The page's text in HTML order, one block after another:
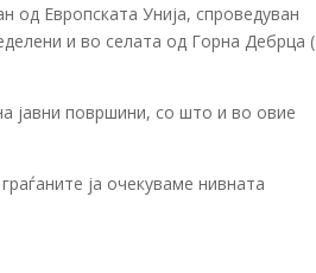
од Европската Унија, спроведуван
и во селата од Горна Дебрца (
јавни површини, со што и во овие
ја очекуваме нивната